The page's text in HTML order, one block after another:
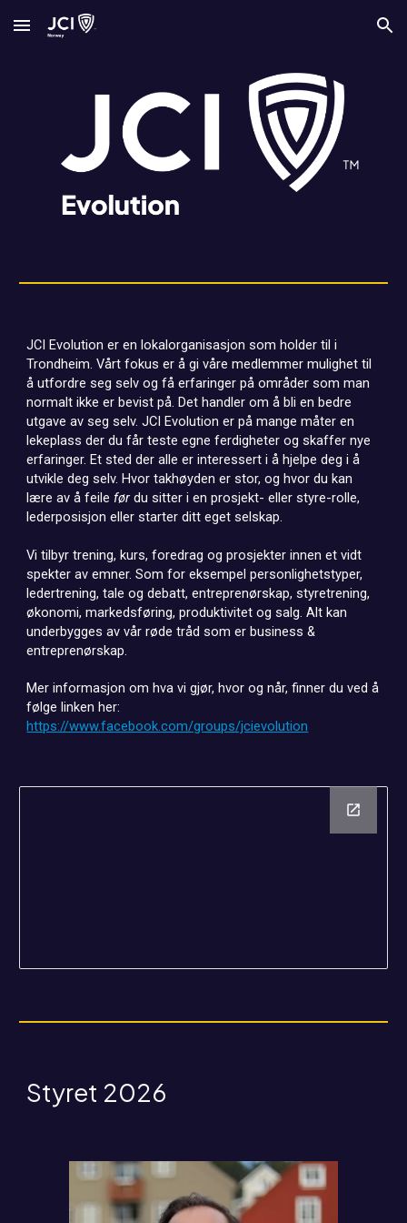
Skip to main content Skip to navigation
JCI Evolution er en lokalorganisasjon som holder til i
Trondheim. Vårt fokus er å gi våre medlemmer mulighet til
å utfordre seg selv og få erfaringer på områder som man
normalt ikke er bevist på. Det handler om å bli en bedre
utgave av seg selv. JCI Evolution er på mange måter en
lekeplass der du får teste egne ferdigheter og skaffer nye
erfaringer. Et sted der alle er interessert i å hjelpe deg i å
utvikle deg selv. Hvor takhøyden er stor, og hvor du kan
lære av å feile førdu sitter i en prosjekt- eller styre-rolle,
lederposisjon eller starter ditt eget selskap.
Vi tilbyr trening, kurs, foredrag og prosjekter innen et vidt
spekter av emner. Som for eksempel personlighetstyper,
ledertrening, tale og debatt, entreprenørskap, styretrening,
økonomi, markedsføring, produktivitet og salg. Alt kan
underbygges av vår røde tråd som er business &
entreprenørskap.
Mer informasjon om hva vi gjør, hvor og når, finner du ved å
følge linken her:
https://www.facebook.com/groups/jcievolution
Styret 2026